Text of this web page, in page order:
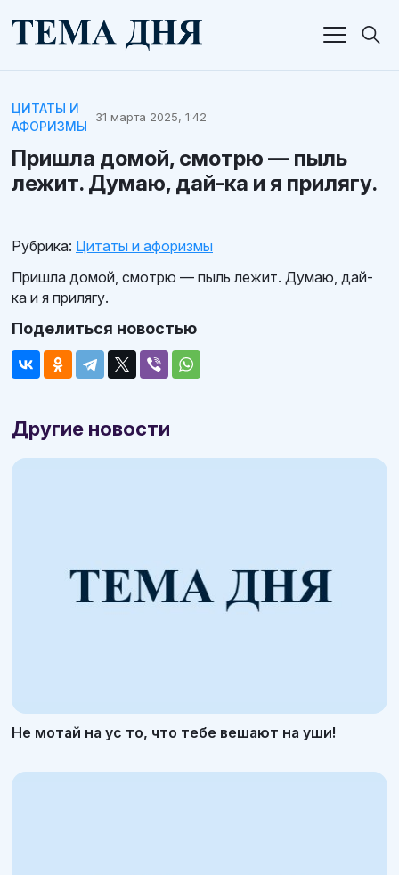
ЦИТАТЫ И
АФОРИЗМЫ
31 марта 2025, 1:42
Пришла домой, смотрю — пыль
лежит. Думаю, дай-ка и я прилягу.
Рубрика: Цитаты и афоризмы
Пришла домой, смотрю — пыль лежит. Думаю, дай-
ка и я прилягу.
Поделиться новостью
Другие новости
Не мотай на ус то, что тебе вешают на уши!